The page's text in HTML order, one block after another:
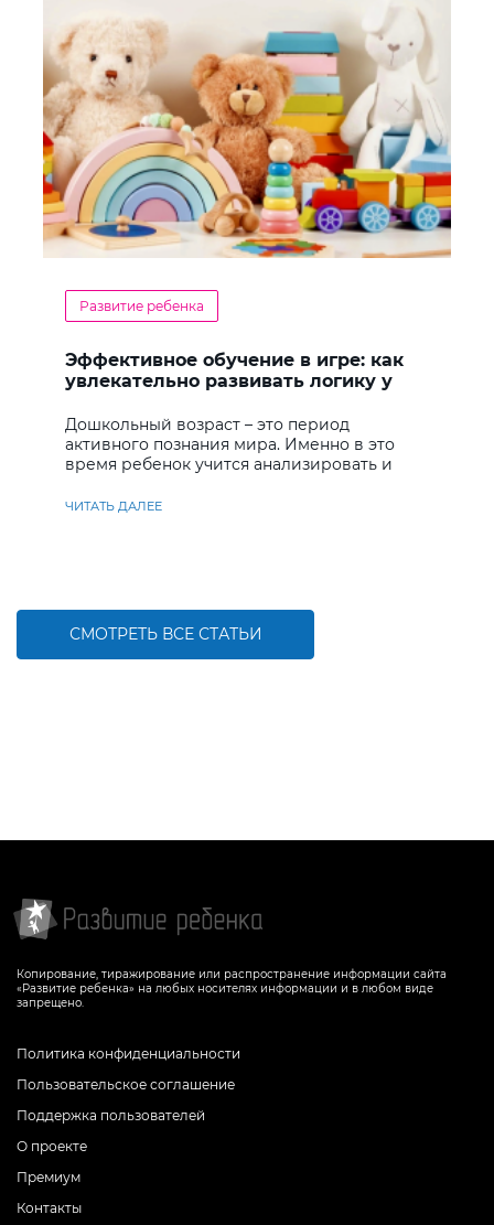
Развитие ребенка
Эффективное обучение в игре: как
увлекательно развивать логику у
Дошкольный возраст – это период
активного познания мира. Именно в это
время ребенок учится анализировать и
ЧИТАТЬ ДАЛЕЕ
СМОТРЕТЬ ВСЕ СТАТЬИ
Копирование, тиражирование или распространение информации сайта
«Развитие ребенка» на любых носителях информации и в любом виде
запрещено.
Политика конфиденциальности
Пользовательское соглашение
Поддержка пользователей
О проекте
Премиум
Контакты